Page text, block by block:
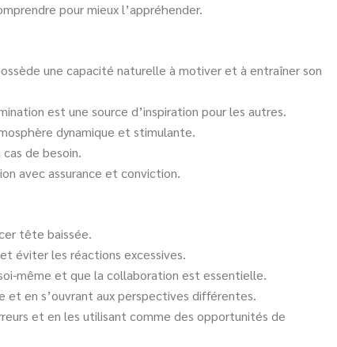
pour mieux l’appréhender.
une capacité naturelle à motiver et à entraîner son
est une source d’inspiration pour les autres.
dynamique et stimulante.
de besoin.
avec assurance et conviction.
tête baissée.
éviter les réactions excessives.
même et que la collaboration est essentielle.
et en s’ouvrant aux perspectives différentes.
et en les utilisant comme des opportunités de